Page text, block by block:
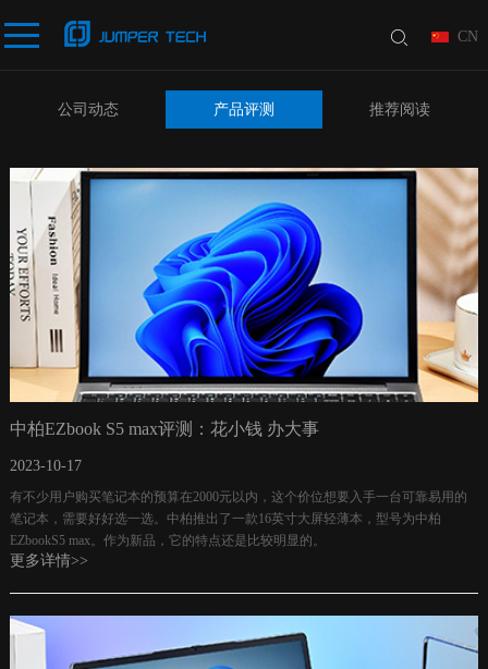
CN
公司动态 产品评测 推荐阅读
中柏EZbook S5 max评测：花小钱 办大事
2023-10-17
有不少用户购买笔记本的预算在2000元以内，这个价位想要入手一台可靠易用的
笔记本，需要好好选一选。中柏推出了一款16英寸大屏轻薄本，型号为中柏
EZbookS5 max。作为新品，它的特点还是比较明显的。
更多详情>>